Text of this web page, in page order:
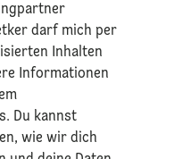
darf mich per
Inhalten
Informationen
. Du kannst
wie wir dich